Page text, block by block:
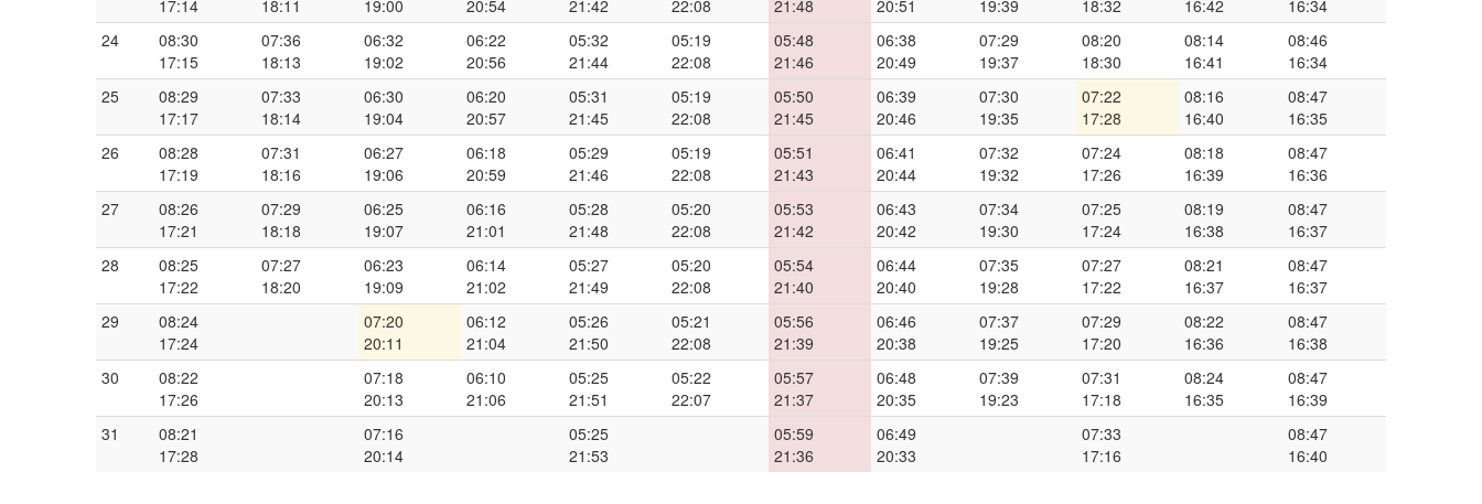
17:14
18:11
19:00
20:54
21:42
22:08
21:48
20:51
19:39
18:32
16:42
16:34
24
08:30
17:15
07:36
18:13
06:32
19:02
06:22
20:56
05:32
21:44
05:19
22:08
05:48
21:46
06:38
20:49
07:29
19:37
08:20
18:30
08:14
16:41
08:46
16:34
25
08:29
17:17
07:33
18:14
06:30
19:04
06:20
20:57
05:31
21:45
05:19
22:08
05:50
21:45
06:39
20:46
07:30
19:35
07:22
17:28
08:16
16:40
08:47
16:35
26
08:28
17:19
07:31
18:16
06:27
19:06
06:18
20:59
05:29
21:46
05:19
22:08
05:51
21:43
06:41
20:44
07:32
19:32
07:24
17:26
08:18
16:39
08:47
16:36
27
08:26
17:21
07:29
18:18
06:25
19:07
06:16
21:01
05:28
21:48
05:20
22:08
05:53
21:42
06:43
20:42
07:34
19:30
07:25
17:24
08:19
16:38
08:47
16:37
28
08:25
17:22
07:27
18:20
06:23
19:09
06:14
21:02
05:27
21:49
05:20
22:08
05:54
21:40
06:44
20:40
07:35
19:28
07:27
17:22
08:21
16:37
08:47
16:37
29
08:24
17:24
07:20
20:11
06:12
21:04
05:26
21:50
05:21
22:08
05:56
21:39
06:46
20:38
07:37
19:25
07:29
17:20
08:22
16:36
08:47
16:38
30
08:22
17:26
07:18
20:13
06:10
21:06
05:25
21:51
05:22
22:07
05:57
21:37
06:48
20:35
07:39
19:23
07:31
17:18
08:24
16:35
08:47
16:39
31
08:21
17:28
07:16
20:14
05:25
21:53
05:59
21:36
06:49
20:33
07:33
17:16
08:47
16:40